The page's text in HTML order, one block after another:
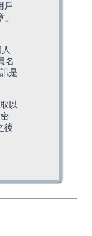
戶
名
是
以
後